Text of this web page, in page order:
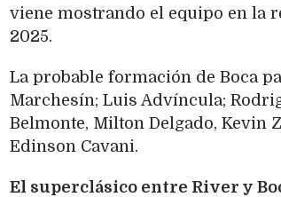
viene mostrando el equipo en la
2025.
La probable formación de Boca
Marchesín; Luis Advíncula;
Belmonte, Milton Delgado, Kevin
Edinson Cavani.
El superclásico entre River y